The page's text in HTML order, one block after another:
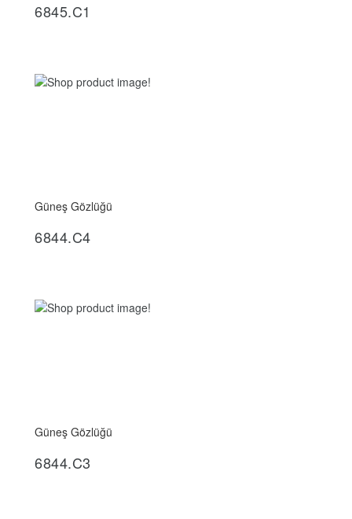
6845.C1
Güneş Gözlüğü
6844.C4
Güneş Gözlüğü
6844.C3